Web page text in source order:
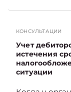
Viber, чтобы
КОНСУЛЬТАЦИИ
Учет
истечения
ситуации